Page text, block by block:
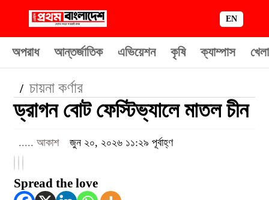
EN
অপরাধ আন্তর্জাতিক এভিয়েশন কৃষি ক্যাম্পাস
/চায়না কর্ণার
ড্রাগন বোট ফেস্টিভ্যালে মাতল চীন
..... আকাশ জুন ২০, ২০২৬ ১১:২৯ পূর্বাহ্ণ
Spread the love